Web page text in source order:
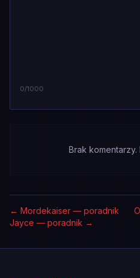
0/1000
Brak
← Mordekaiser — poradnik
Jayce — poradnik →